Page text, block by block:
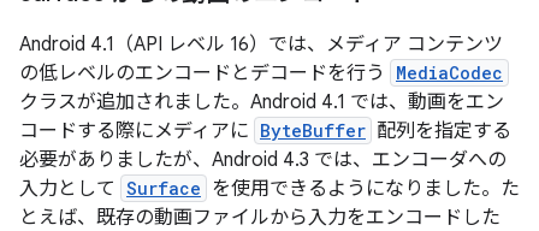
Android 4.1（API レベル 16）では、メディア コンテンツ
の低レベルのエンコードとデコードを行う
MediaCodec
クラスが追加されました。Android 4.1 では、動画をエン
コードする際にメディアに ByteBuffer 配列を指定する
必要がありましたが、Android 4.3 では、エンコーダへの
入力として Surface を使用できるようになりました。た
とえば、既存の動画ファイルから入力をエンコードした